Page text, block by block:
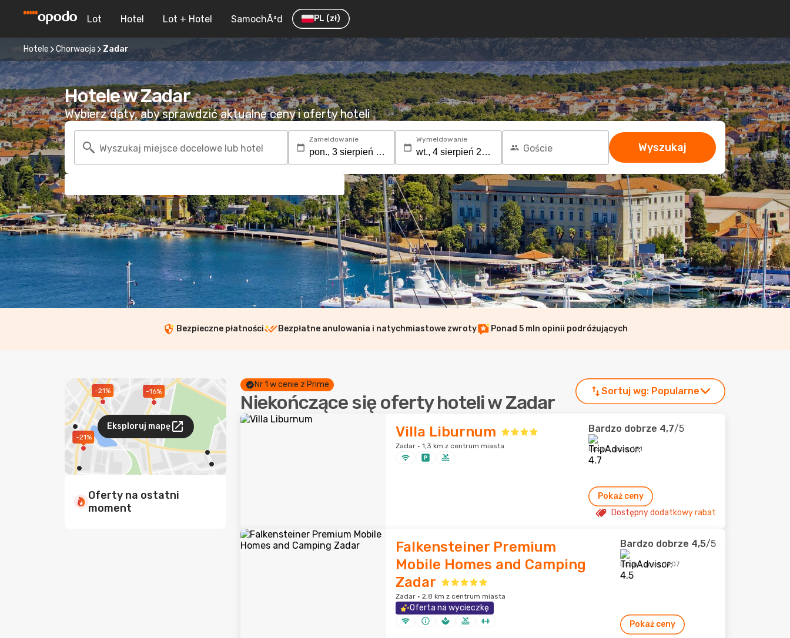
Lot Hotel Lot + Hotel SamochÃ³d PL (zł)
Hotele Chorwacja Zadar
Hotele w Zadar
Wybierz daty, aby sprawdzić aktualne ceny i oferty hoteli
Wyszukaj miejsce docelowe lub hotel
Zameldowanie Wymeldowanie
Goście Wyszukaj
Bezpieczne płatności Bezpłatne anulowania i natychmiastowe zwroty Ponad 5 mln opinii podróżujących
-21%
-21%
-16%
Eksploruj mapę
Oferty na ostatni
moment
Nr 1 w cenie z Prime
Niekończące się oferty hoteli w Zadar
Sortuj wg: Popularne
Villa Liburnum
Zadar · 1,3 km z centrum miasta
Bardzo dobrze 4,7/5
Liczba ocen: 181
Pokaż ceny
Dostępny dodatkowy rabat
Falkensteiner Premium
Mobile Homes and Camping
Zadar
Zadar · 2,8 km z centrum miasta
Oferta na wycieczkę
Bardzo dobrze 4,5/5
Liczba ocen: 1907
Pokaż ceny